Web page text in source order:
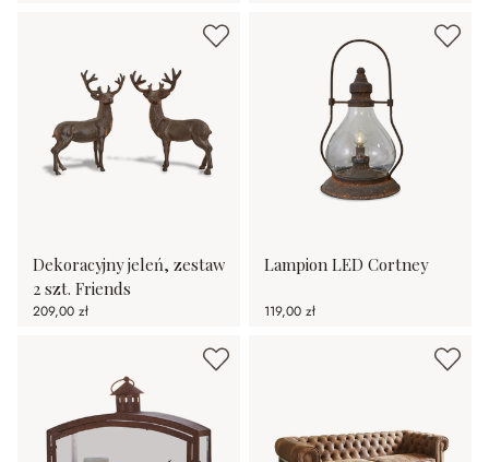
Dekoracyjny jeleń, zestaw
2 szt. Friends
209,00 zł
Lampion LED Cortney
119,00 zł